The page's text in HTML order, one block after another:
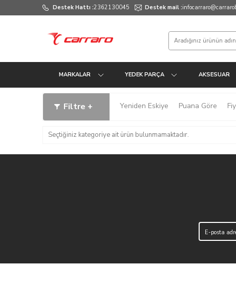
Destek Hattı :2362130045 Destek mail :
MARKALAR YEDEK PARÇA AKSESUAR
Filtre + Yeniden Eskiye Puana Göre
Seçtiğiniz kategoriye ait ürün bulunmamaktadır.